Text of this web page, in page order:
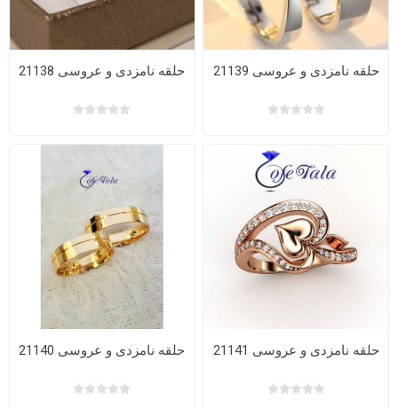
حلقه نامزدی و عروسی 21138 حلقه نامزدی و عروسی 21139
حلقه نامزدی و عروسی 21140 حلقه نامزدی و عروسی 21141